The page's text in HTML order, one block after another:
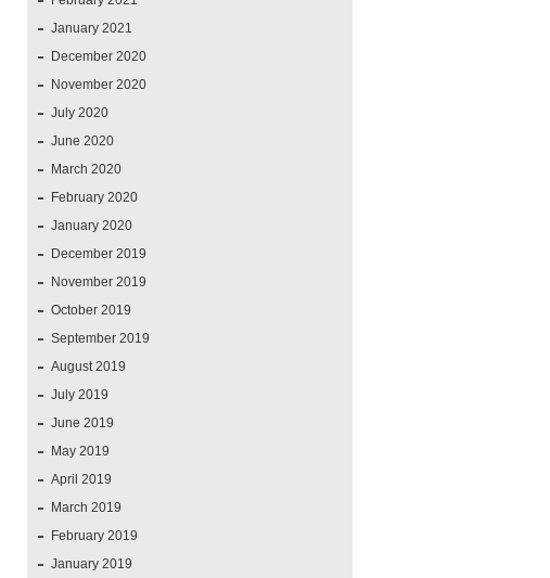
January 2021
December 2020
November 2020
July 2020
June 2020
March 2020
February 2020
January 2020
December 2019
November 2019
October 2019
September 2019
August 2019
July 2019
June 2019
May 2019
April 2019
March 2019
February 2019
January 2019